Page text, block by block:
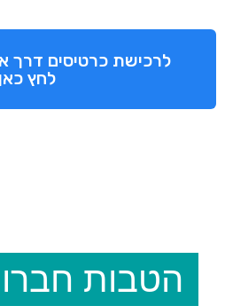
לרכישת כרטיסים דרך
לחץ כאן
הטבות